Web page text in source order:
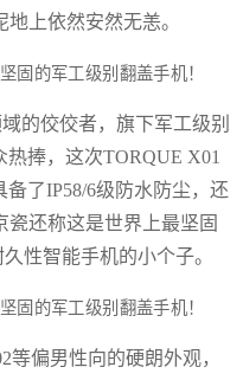
上依然安然无恙。
的佼佼者，旗下军工级别
捧，这次TORQUE X01
了IP58/6级防水防尘，还
瓷还称这是世界上最坚固
性智能手机的小个子。
等偏男性向的硬朗外观，